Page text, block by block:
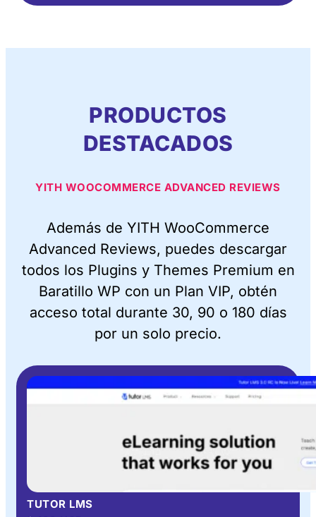
PRODUCTOS
DESTACADOS
YITH WOOCOMMERCE ADVANCED REVIEWS
Además de YITH WooCommerce
Advanced Reviews, puedes descargar
todos los Plugins y Themes Premium en
Baratillo WP con un Plan VIP, obtén
acceso total durante 30, 90 o 180 días
por un solo precio.
TUTOR LMS